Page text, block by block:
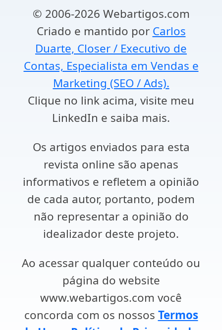
© 2006-2026 Webartigos.com
Criado e mantido por Carlos
Duarte, Closer / Executivo de
Contas, Especialista em Vendas e
Marketing (SEO / Ads).
Clique no link acima, visite meu
LinkedIn e saiba mais.
Os artigos enviados para esta
revista online são apenas
informativos e refletem a opinião
de cada autor, portanto, podem
não representar a opinião do
idealizador deste projeto.
Ao acessar qualquer conteúdo ou
página do website
www.webartigos.com você
concorda com os nossos Termos